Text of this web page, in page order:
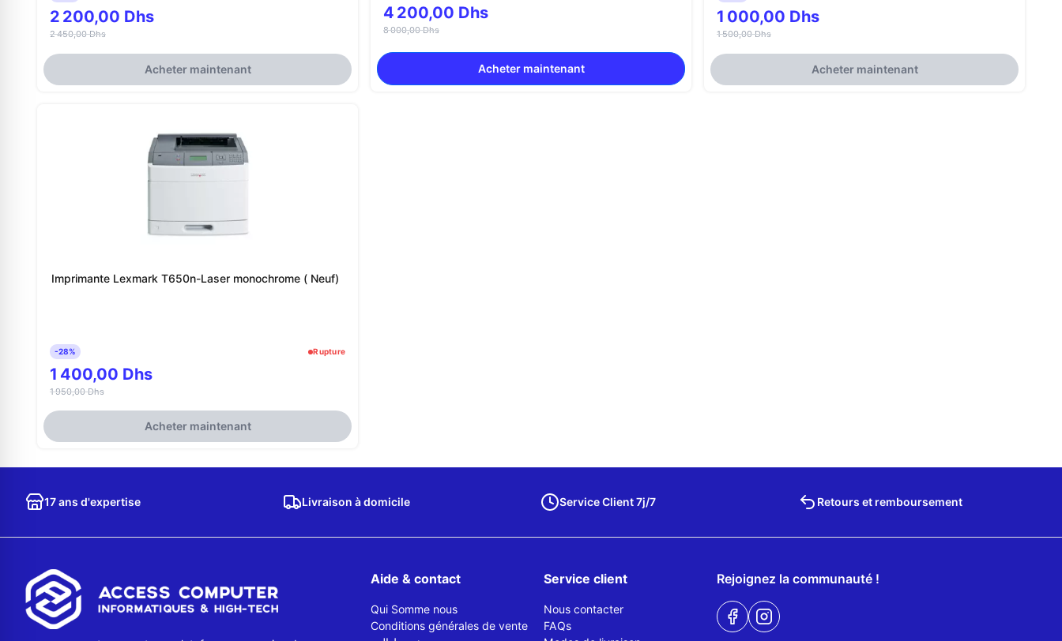
2 200,00 Dhs
2 450,00 Dhs
Acheter maintenant
4 200,00 Dhs
8 000,00 Dhs
Acheter maintenant
1 000,00 Dhs
1 500,00 Dhs
Acheter maintenant
Imprimante Lexmark T650n-Laser monochrome ( Neuf)
-28% Rupture
1 400,00 Dhs
1 950,00 Dhs
Acheter maintenant
17 ans d'expertise Livraison à domicile Service Client 7j/7 Retours et remboursement
Aide & contact
Qui Somme nous
Conditions générales de vente
Service client
Nous contacter
FAQs
Rejoignez la communauté !